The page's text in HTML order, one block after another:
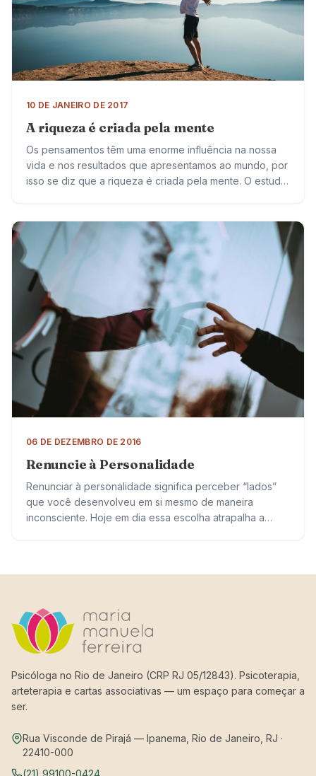
10 DE JANEIRO DE 2017
A riqueza é criada pela mente
Os pensamentos têm uma enorme influência na nossa
vida e nos resultados que apresentamos ao mundo, por
isso se diz que a riqueza é criada pela mente. O estudo
06 DE DEZEMBRO DE 2016
Renuncie à Personalidade
Renunciar à personalidade significa perceber “lados”
que você desenvolveu em si mesmo de maneira
inconsciente. Hoje em dia essa escolha atrapalha a
Psicóloga no Rio de Janeiro (CRP RJ 05/12843). Psicoterapia,
arteterapia e cartas associativas — um espaço para começar a
ser.
Rua Visconde de Pirajá — Ipanema, Rio de Janeiro, RJ ·
22410-000
(21) 99100-0424